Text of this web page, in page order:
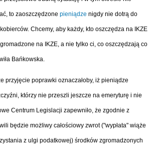
to zaoszczędzone pieniądze nigdy nie dotrą do
Chcemy, aby każdy, kto oszczędza na IKZE
na IKZE, a nie tylko ci, co oszczędzają co
Bańkowska.
przyjęcie poprawki oznaczałoby, iż pieniądze
którzy nie przeszli jeszcze na emeryturę i nie
Centrum Legislacji zapewniło, że zgodnie z
będzie możliwy całościowy zwrot ("wypłata" wiąże
z ulgi podatkowej) środków zgromadzonych